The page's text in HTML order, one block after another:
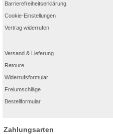
Barrierefreiheitserklärung
Cookie-Einstellungen
Vertrag widerrufen
Versand & Lieferung
Retoure
Widerrufsformular
Freiumschläge
Bestellformular
Zahlungsarten